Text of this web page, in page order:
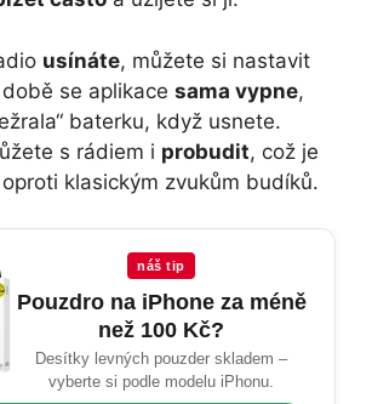
usínáte, můžete si nastavit
se aplikace sama vypne,
baterku, když usnete.
s rádiem i probudit, což je
klasickým zvukům budíků.
náš tip
Pouzdro na iPhone za méně
než 100 Kč?
Desítky levných pouzder skladem –
vyberte si podle modelu iPhonu.